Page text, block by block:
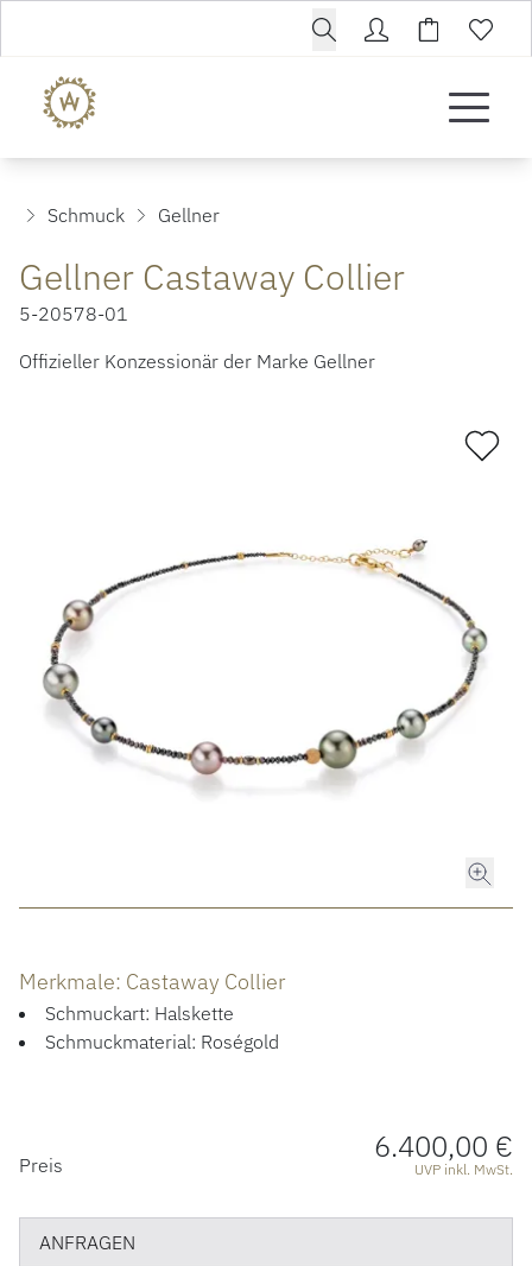
ROLEX
ROLEX CERTIFIED PRE-OWNED
ACCESSOIRES
ÜBER UNS
Schmuck Gellner
Gellner Castaway Collier
5-20578-01
Offizieller Konzessionär der Marke Gellner
Merkmale: Castaway Collier
Schmuckart: Halskette
Schmuckmaterial: Roségold
PREISINFORMATIONEN
Preis 6.400,00 €
UVP inkl. MwSt.
ANFRAGEN